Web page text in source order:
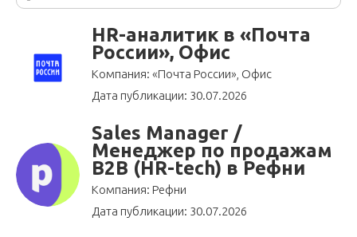
HR-аналитик в «Почта
России», Офис
Компания: «Почта России», Офис
Дата публикации: 30.07.2026
Sales Manager /
Менеджер по продажам
B2B (HR-tech) в Рефни
Компания: Рефни
Дата публикации: 30.07.2026